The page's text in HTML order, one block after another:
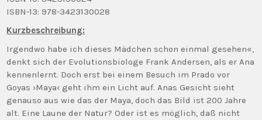
ISBN-13: 978-3423130028
Kurzbeschreibung:
Irgendwo habe ich dieses Mädchen schon einmal gesehen«,
denkt sich der Evolutionsbiologe Frank Andersen, als er Ana
kennenlernt. Doch erst bei einem Besuch im Prado vor
Goyas ›Maya‹ geht ihm ein Licht auf. Anas Gesicht sieht
genauso aus wie das der Maya, doch das Bild ist 200 Jahre
alt. Eine Laune der Natur? Oder ist es möglich, daß nicht